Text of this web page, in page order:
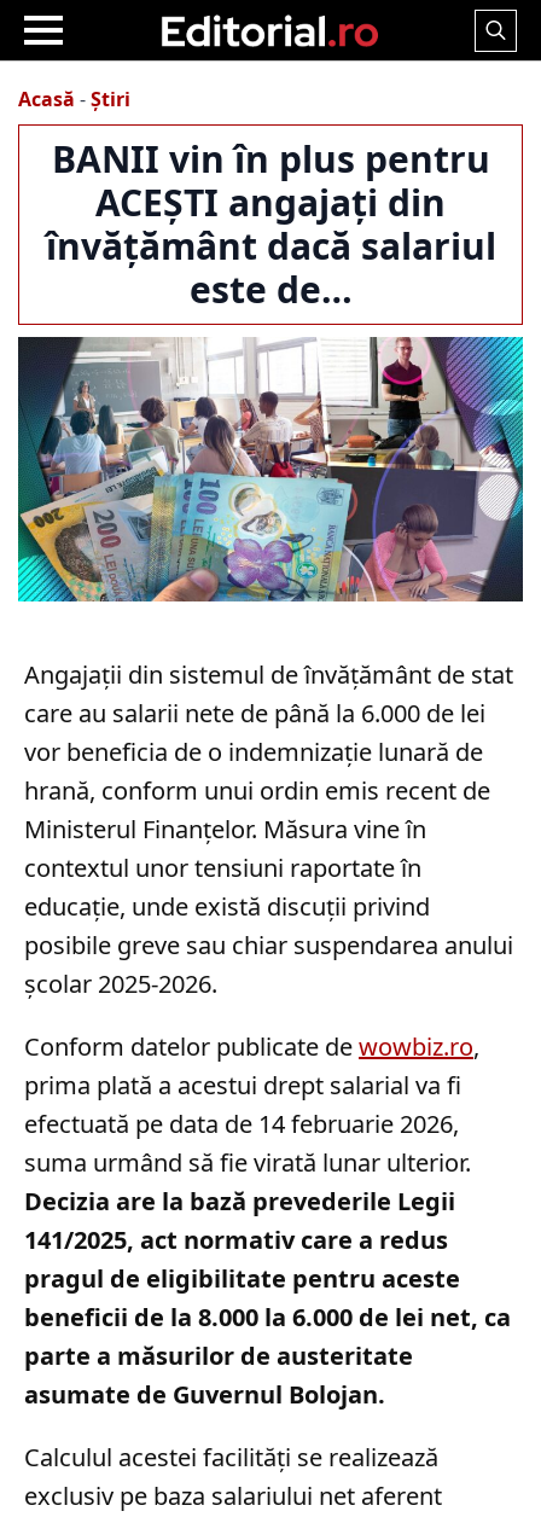
Search
Acasă -Știri
BANII vin în plus pentru
ACEȘTI angajați din
învățământ dacă salariul
este de…
Angajații din sistemul de învățământ de stat
care au salarii nete de până la 6.000 de lei
vor beneficia de o indemnizație lunară de
hrană, conform unui ordin emis recent de
Ministerul Finanțelor. Măsura vine în
contextul unor tensiuni raportate în
educație, unde există discuții privind
posibile greve sau chiar suspendarea anului
școlar 2025-2026.
Conform datelor publicate dewowbiz.ro,
prima plată a acestui drept salarial va fi
efectuată pe data de 14 februarie 2026,
suma urmând să fie virată lunar ulterior.
Decizia are la bază prevederile Legii
141/2025, act normativ care a redus
pragul de eligibilitate pentru aceste
beneficii de la 8.000 la 6.000 de lei net, ca
parte a măsurilor de austeritate
asumate de Guvernul Bolojan.
Calculul acestei facilități se realizează
exclusiv pe baza salariului net aferent